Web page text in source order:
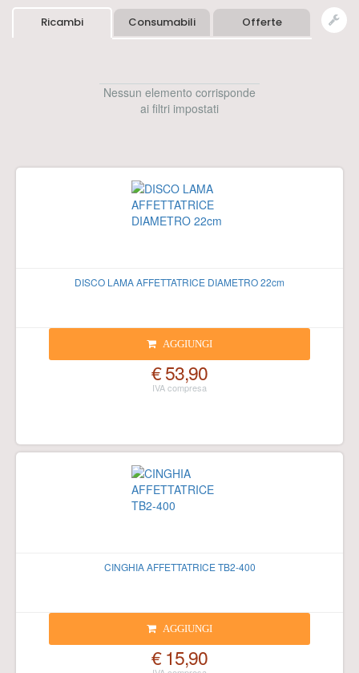
Ricambi Consumabili Offerte
Nessun elemento corrisponde
ai filtri impostati
DISCO LAMA AFFETTATRICE DIAMETRO 22cm
AGGIUNGI
€ 53,90
CINGHIA AFFETTATRICE TB2-400
AGGIUNGI
€ 15,90